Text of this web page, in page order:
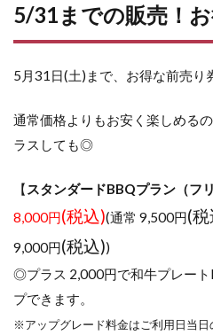
5/31までの販売！
5月31日(土)まで、お得な前売り
通常価格よりもお安く楽しめる
ラスしても◎
【 スタンダードBBQプラン（フ
8,000円(税込)(通常 9,500円(税
9,000円(税込))
◎プラス 2,000円で和牛プレー
プできます。
※アップグレード料金はご利用日当日